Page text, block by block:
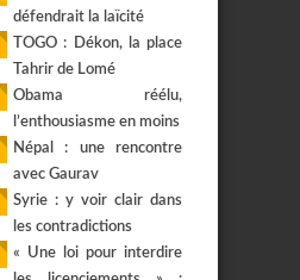
défendrait la laïcité
TOGO : Dékon, la place
Tahrir de Lomé
Obama réélu,
l’enthousiasme en moins
Népal : une rencontre
avec Gaurav
Syrie : y voir clair dans
les contradictions
« Une loi pour interdire